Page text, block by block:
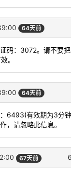
64天前
证码：3072。请不要
。
64天前
：6493(有效期为3分
，请忽略此信息。
67天前